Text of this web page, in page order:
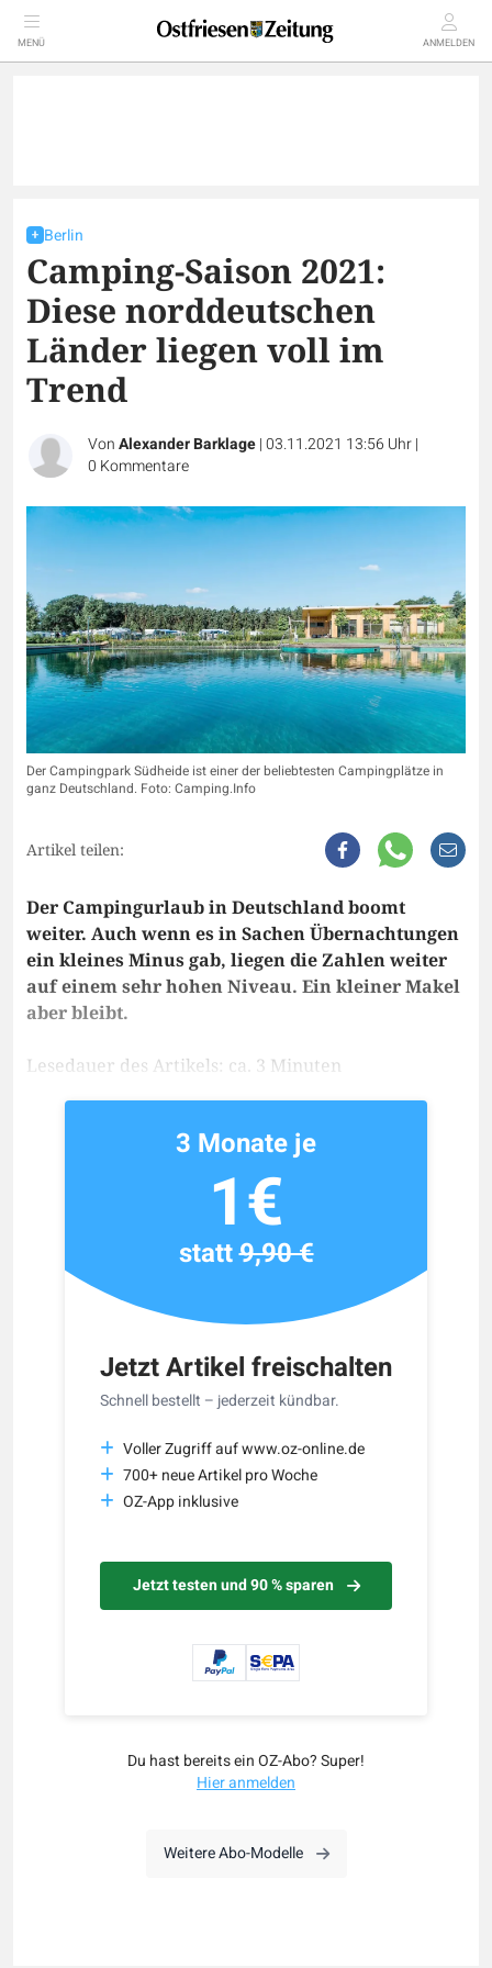
MENÜ ANMELDEN
Berlin
Camping-Saison 2021:
Diese norddeutschen
Länder liegen voll im
Trend
VonAlexander Barklage|03.11.2021 13:56 Uhr|
0 Kommentare
Der Campingpark Südheide ist einer der beliebtesten Campingplätze in
ganz Deutschland. Foto: Camping.Info
Artikel teilen:
Der Campingurlaub in Deutschland boomt
weiter. Auch wenn es in Sachen Übernachtungen
ein kleines Minus gab, liegen die Zahlen weiter
auf einem sehr hohen Niveau. Ein kleiner Makel
aber bleibt.
Lesedauer des Artikels: ca. 3 Minuten
Jetzt Artikel freischalten
Schnell bestellt – jederzeit kündbar.
Voller Zugriff auf www.oz-online.de
700+ neue Artikel pro Woche
OZ-App inklusive
Jetzt testen und 90 % sparen
3 Monate je
1€
statt9,90 €
Du hast bereits ein OZ-Abo? Super!
Hier anmelden
Weitere Abo-Modelle